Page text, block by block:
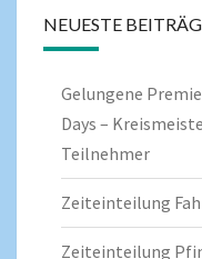
NEUESTE
Gelungene
Days –
Teilnehmer
Zeiteinteilung
Zeiteinteilung